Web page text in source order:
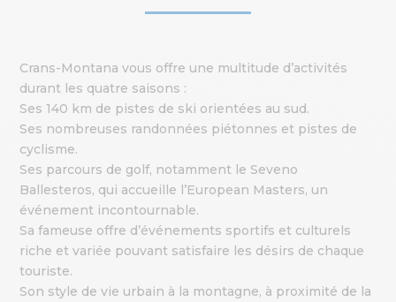
Crans-Montana vous offre une multitude d’activités
durant les quatre saisons :
Ses 140 km de pistes de ski orientées au sud.
Ses nombreuses randonnées piétonnes et pistes de
cyclisme.
Ses parcours de golf, notamment le Seveno
Ballesteros, qui accueille l’European Masters, un
événement incontournable.
Sa fameuse offre d’événements sportifs et culturels
riche et variée pouvant satisfaire les désirs de chaque
touriste.
Son style de vie urbain à la montagne, à proximité de la